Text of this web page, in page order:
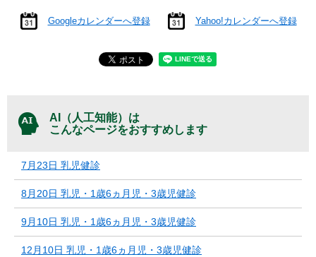
Googleカレンダーへ登録 Yahoo!カレンダーへ登録
AI（人工知能）は
こんなページをおすすめします
7月23日 乳児健診
8月20日 乳児・1歳6ヵ月児・3歳児健診
9月10日 乳児・1歳6ヵ月児・3歳児健診
12月10日 乳児・1歳6ヵ月児・3歳児健診